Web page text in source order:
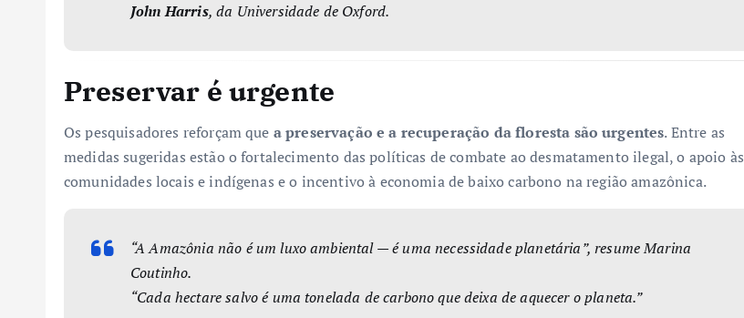
John Harris, da Universidade de Oxford.
Preservar é urgente
Os pesquisadores reforçam que a preservação e a recuperação da floresta são urgentes. Entre as
medidas sugeridas estão o fortalecimento das políticas de combate ao desmatamento ilegal, o apoio às
comunidades locais e indígenas e o incentivo à economia de baixo carbono na região amazônica.
“A Amazônia não é um luxo ambiental — é uma necessidade planetária”, resume Marina
Coutinho.
“Cada hectare salvo é uma tonelada de carbono que deixa de aquecer o planeta.”